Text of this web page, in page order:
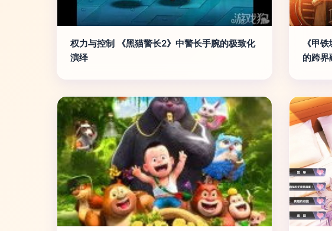
权力与控制 《黑猫警长2》中警长手腕的极致化
演绎
《甲
的跨界